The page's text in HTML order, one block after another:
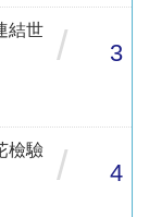
結世
/ 3
檢驗
/ 4